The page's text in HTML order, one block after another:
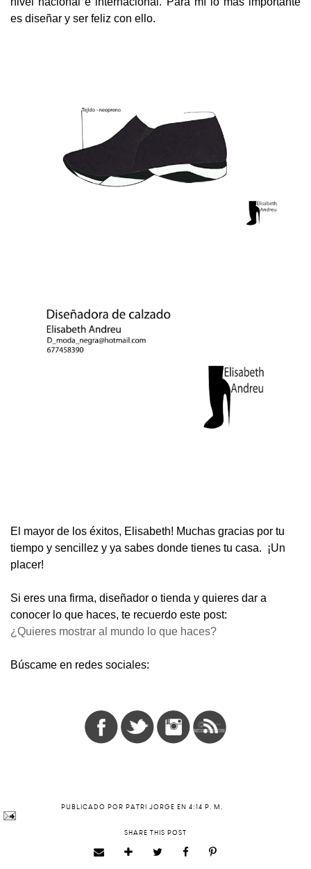
es diseñar y ser feliz con ello.
El mayor de los éxitos, Elisabeth! Muchas gracias por tu
tiempo y sencillez y ya sabes donde tienes tu casa. ¡Un
placer!
Si eres una firma, diseñador o tienda y quieres dar a
conocer lo que haces, te recuerdo este post:
¿Quieres mostrar al mundo lo que haces?
Búscame en redes sociales:
PUBLICADO POR PATRI JORGE EN 4:14 P. M.
SHARE THIS POST